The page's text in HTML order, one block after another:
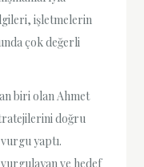
işletmelerin
çok değerli
biri olan Ahmet
doğru
yaptı.
ve hedef